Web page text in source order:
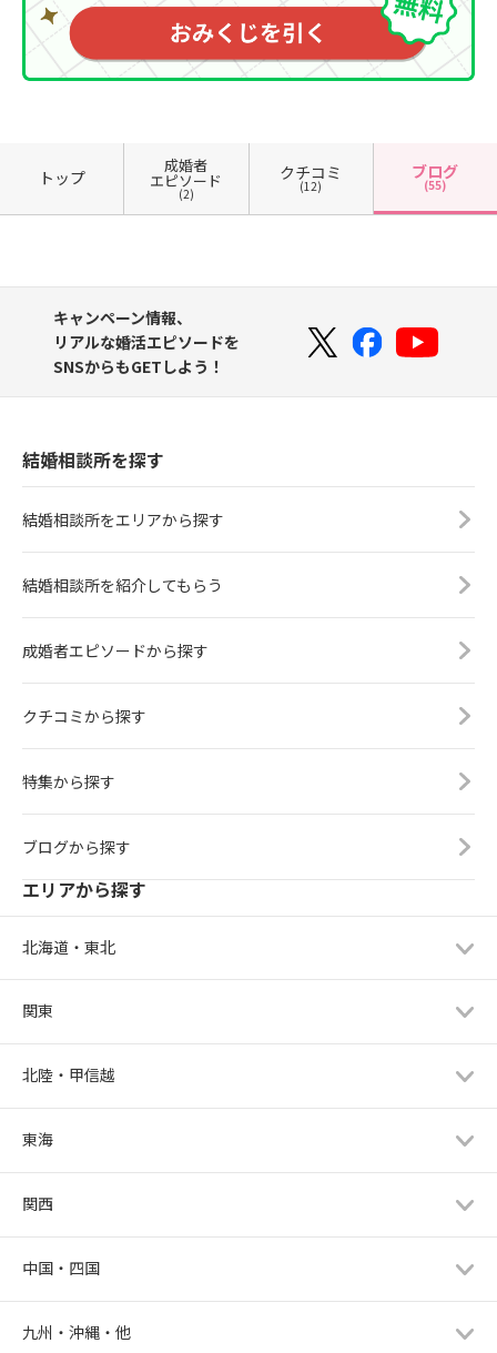
トップ
成婚者
エピソード
(2)
クチコミ
(12)
ブログ
(55)
キャンペーン情報、
リアルな婚活エピソードを
SNSからもGETしよう！
結婚相談所を探す
結婚相談所をエリアから探す
結婚相談所を紹介してもらう
成婚者エピソードから探す
クチコミから探す
特集から探す
ブログから探す
エリアから探す
北海道・東北
関東
北陸・甲信越
東海
関西
中国・四国
九州・沖縄・他